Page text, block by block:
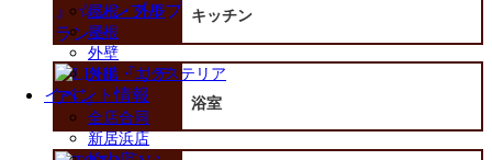
屋根・外壁
屋根
外壁
外構・エクステリア
イベント情報
全店合同
新居浜店
キッチン
浴室